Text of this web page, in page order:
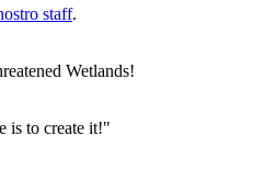
staff.
Wetlands!
is to create it!"